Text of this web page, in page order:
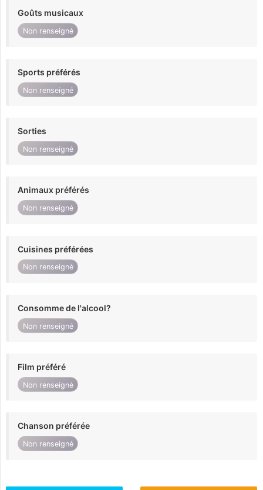
Goûts musicaux
Non renseigné
Sports préférés
Non renseigné
Sorties
Non renseigné
Animaux préférés
Non renseigné
Cuisines préférées
Non renseigné
Consomme de l'alcool?
Non renseigné
Film préféré
Non renseigné
Chanson préférée
Non renseigné